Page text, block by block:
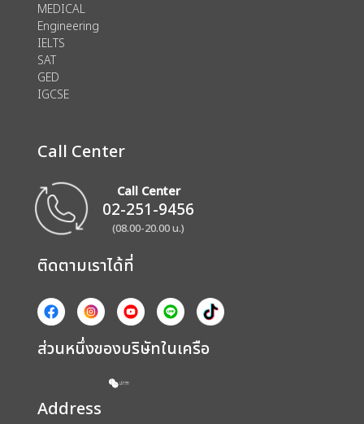
MEDICAL
Engineering
IELTS
SAT
GED
IGCSE
Call Center
Call Center
02-251-9456
(08.00-20.00 น.)
ติดตามเราได้ที่
ส่วนหนึ่งของบริษัทในเครือ
Address